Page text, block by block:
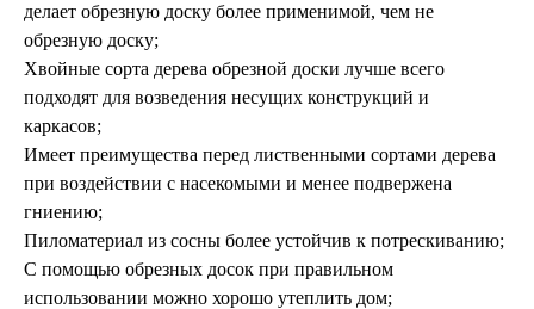
делает обрезную доску более применимой, чем не
обрезную доску;
Хвойные сорта дерева обрезной доски лучше всего
подходят для возведения несущих конструкций и
каркасов;
Имеет преимущества перед лиственными сортами дерева
при воздействии с насекомыми и менее подвержена
гниению;
Пиломатериал из сосны более устойчив к потрескиванию;
С помощью обрезных досок при правильном
использовании можно хорошо утеплить дом;